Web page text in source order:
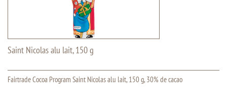
Saint Nicolas alu lait, 150 g
Fairtrade Cocoa Program Saint Nicolas alu lait, 150 g, 30% de cacao